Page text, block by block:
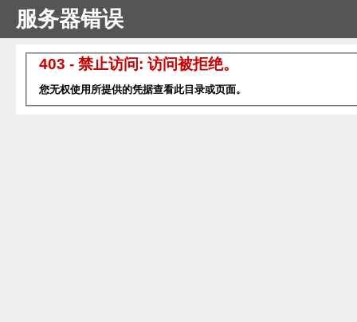
服务器错误
403 - 禁止访问: 访问被拒绝。
您无权使用所提供的凭据查看此目录或页面。